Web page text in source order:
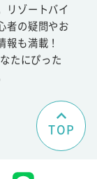
リゾートバイ
者の疑問やお
も満載！
たにぴった
TOP